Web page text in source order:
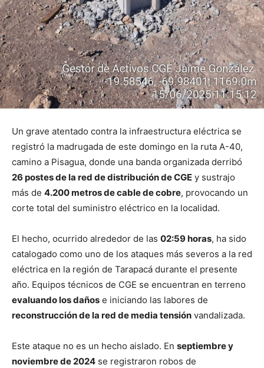
Un grave atentado contra la infraestructura eléctrica se
registró la madrugada de este domingo en la ruta A-40,
camino a Pisagua, donde una banda organizada derribó
26 postes de la red de distribución de CGE y sustrajo
más de 4.200 metros de cable de cobre, provocando un
corte total del suministro eléctrico en la localidad.
El hecho, ocurrido alrededor de las 02:59 horas, ha sido
catalogado como uno de los ataques más severos a la red
eléctrica en la región de Tarapacá durante el presente
año. Equipos técnicos de CGE se encuentran en terreno
evaluando los daños e iniciando las labores de
reconstrucción de la red de media tensión vandalizada.
Este ataque no es un hecho aislado. En septiembre y
noviembre de 2024 se registraron robos de